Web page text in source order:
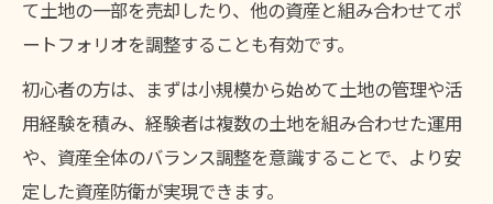
て土地の一部を売却したり、他の資産と組み合わせてポ
ートフォリオを調整することも有効です。
初心者の方は、まずは小規模から始めて土地の管理や活
用経験を積み、経験者は複数の土地を組み合わせた運用
や、資産全体のバランス調整を意識することで、より安
定した資産防衛が実現できます。